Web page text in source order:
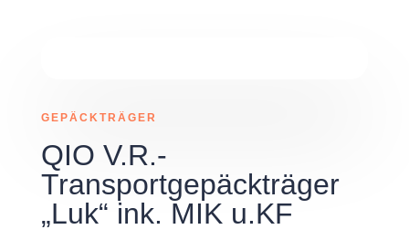
GEPÄCKTRÄGER
QIO V.R.-
Transportgepäckträger
„Luk“ ink. MIK u.KF